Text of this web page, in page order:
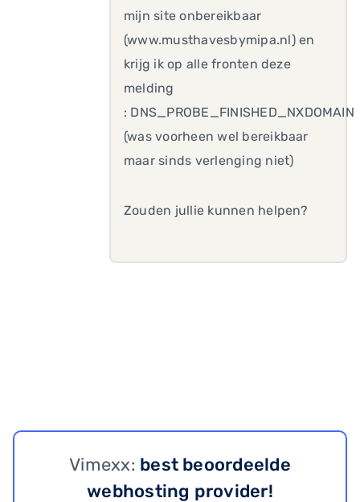
mijn site onbereikbaar
(www.musthavesbymipa.nl) en
krijg ik op alle fronten deze
melding
: DNS_PROBE_FINISHED_NXDOMAIN
(was voorheen wel bereikbaar
maar sinds verlenging niet)
Zouden jullie kunnen helpen?
Vimexx: best beoordeelde
webhosting provider!